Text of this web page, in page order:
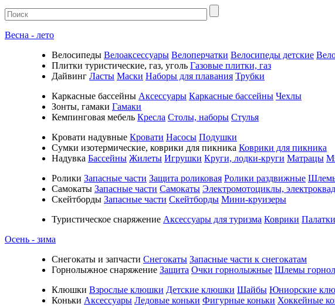
Весна - лето
Велосипеды Велоаксессуары Велоперчатки Велосипеды детские
Плитки туристические, газ, уголь Газовые плитки, газ
Дайвинг Ласты Маски Наборы для плавания Трубки
Каркасные бассейны Аксессуары Каркасные бассейны Чехлы
Зонты, гамаки Гамаки
Кемпинговая мебель Кресла Столы, наборы Стулья
Кровати надувные Кровати Насосы Подушки
Cумки изотермические, коврики для пикника Коврики для пикника
Надувка Бассейны Жилеты Игрушки Круги, лодки-круги Матрацы
Ролики Запасные части Защита роликовая Ролики раздвижные
Самокаты Запасные части Самокаты Электромотоциклы,
Скейтборды Запасные части Скейтборды Мини-круизеры
Туристическое снаряжение Аксессуары для туризма Коврики Палатки
Осень - зима
Cнегокаты и запчасти Снегокаты Запасные части к снегокатам
Горнолыжное снаряжение Защита Очки горнолыжные Шлемы
Клюшки Взрослые клюшки Детские клюшки Шайбы Юниорские
Коньки Аксессуары Ледовые коньки Фигурные коньки Хоккейные